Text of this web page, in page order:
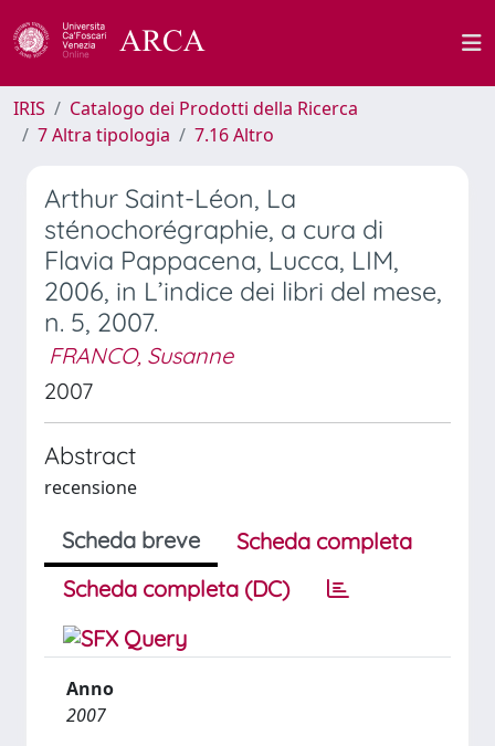
IRIS
Catalogo dei Prodotti della Ricerca
7 Altra tipologia
7.16 Altro
Arthur Saint-Léon, La
sténochorégraphie, a cura di
Flavia Pappacena, Lucca, LIM,
2006, in L’indice dei libri del mese,
n. 5, 2007.
FRANCO, Susanne
2007
Abstract
recensione
Scheda breve
Scheda completa
Scheda completa (DC)
Anno
2007